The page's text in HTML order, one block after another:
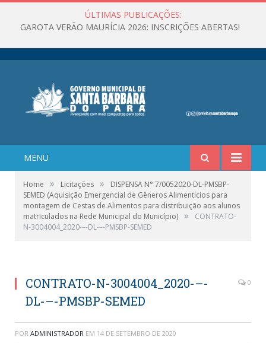
ÚLTIMAS PUBLICAÇÕES:
GAROTA VERÃO MAURÍCIA 2026: INSCRIÇÕES ABERTAS!
MENU
Home » Licitações »
DISPENSA N° 7/0052020-DL-PMSBP-
SEMED (Aquisição Emergencial de Gêneros Alimentícios para
montagem de Cestas de Alimentos para distribuição aos alunos
matriculados na Rede Municipal do Município) »
CONTRATO-
N-3004004_2020-–-DL-–-PMSBP-SEMED
CONTRATO-N-3004004_2020-–-
DL-–-PMSBP-SEMED
0
POR ADMINISTRADOR EM 14 DE SETEMBRO DE 2020